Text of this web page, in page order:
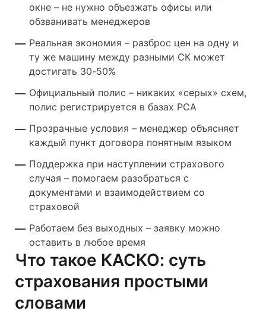
окне – не нужно объезжать офисы или
обзванивать менеджеров
Реальная экономия – разброс цен на одну и
ту же машину между разными СК может
достигать 30-50%
Официальный полис – никаких «серых» схем,
полис регистрируется в базах РСА
Прозрачные условия – менеджер объясняет
каждый пункт договора понятным языком
Поддержка при наступлении страхового
случая – помогаем разобраться с
документами и взаимодействием со
страховой
Работаем без выходных – заявку можно
оставить в любое время
Что такое КАСКО: суть
страхования простыми
словами